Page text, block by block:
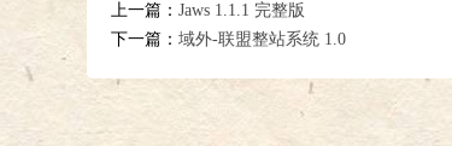
上一篇： Jaws 1.1.1 完整版
下一篇： 域外-联盟整站系统 1.0